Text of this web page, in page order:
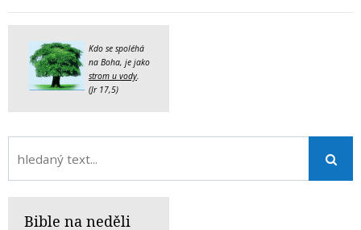
Kdo se spoléhá
na Boha, je jako
strom u vody.
(Jr 17,5)
Bible na neděli